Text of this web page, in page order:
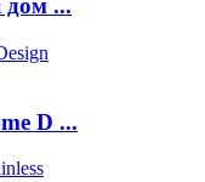
дом ...
D ...